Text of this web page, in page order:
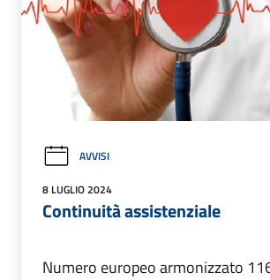
AVVISI
8 LUGLIO 2024
Continuità assistenziale
Numero europeo armonizzato